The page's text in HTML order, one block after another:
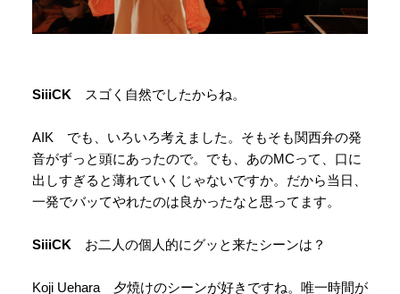
SiiiCK スゴく自然でしたからね。
AIK でも、いろいろ考えました。そもそも関西弁の発
音がずっと頭にあったので。でも、あのMCって、口に
出しすぎると薄れていくじゃないですか。だから当日、
一発でバッてやれたのは良かったなと思ってます。
SiiiCK お二人の個人的にグッと来たシーンは？
Koji Uehara 夕焼けのシーンが好きですね。唯一時間が